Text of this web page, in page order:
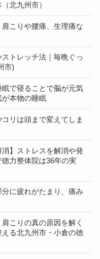
北九州市）
肩こりや腰痛、生理痛な
ストレッチ法｜毎晩ぐっ
市)
眠で寝ることで脳が元気
本物の睡眠
リは頭まで変えてしま
消】ストレスを解消や発
力整体院は36年の実
分に疲れがたまり、痛み
こりの真の原因を解く
る北九州市・小倉の徳